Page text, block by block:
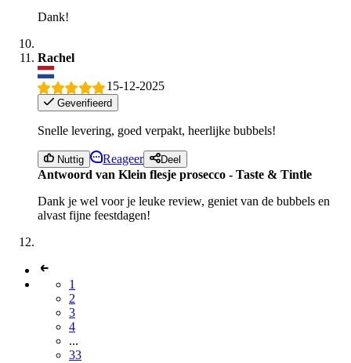
Dank!
Rachel
15-12-2025
Geverifieerd
Snelle levering, goed verpakt, heerlijke bubbels!
Nuttig Reageer Deel
Antwoord van Klein flesje prosecco - Taste & Tintle
Dank je wel voor je leuke review, geniet van de bubbels en
alvast fijne feestdagen!
1
2
3
4
...
33